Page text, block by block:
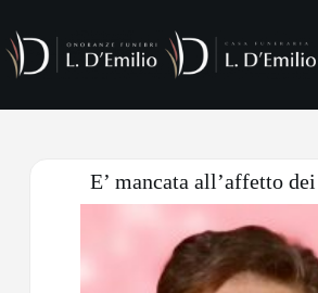
E’ mancata all’affetto